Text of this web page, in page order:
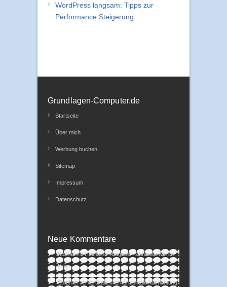
WordPress langsam: Tipps zur
Performance Steigerung
Grundlagen-Computer.de
Startseite
Über mich
Werbung buchen
Sitemap
Impressum
Datenschutz
Neue Kommentare
KonradzuHeimkino-Ratgeber: Zuhause wie im
Kino
StephanzuVertikale und horizontale Ausrichtung